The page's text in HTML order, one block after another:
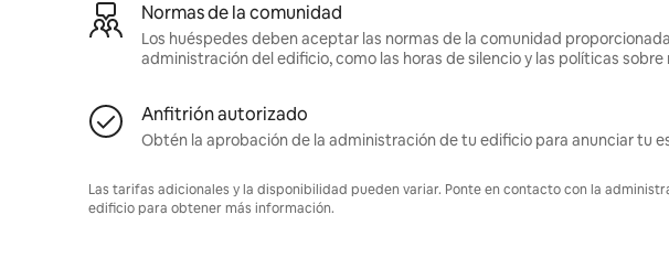
Normas de la comunidad
Los huéspedes deben aceptar las normas de la comunidad
administración del edificio, como las horas de silencio y las políticas
Anfitrión autorizado
Obtén la aprobación de la administración de tu edificio para anunciar tu
Las tarifas adicionales y la disponibilidad pueden variar. Ponte en contacto con la
edificio para obtener más información.